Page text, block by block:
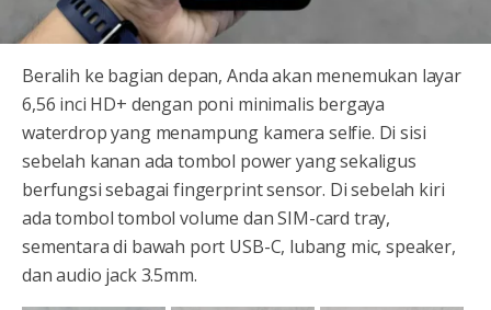
Beralih ke bagian depan, Anda akan menemukan layar
6,56 inci HD+ dengan poni minimalis bergaya
waterdrop yang menampung kamera selfie. Di sisi
sebelah kanan ada tombol power yang sekaligus
berfungsi sebagai fingerprint sensor. Di sebelah kiri
ada tombol tombol volume dan SIM-card tray,
sementara di bawah port USB-C, lubang mic, speaker,
dan audio jack 3.5mm.